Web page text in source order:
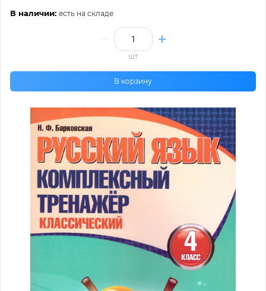
В наличии: есть на складе
шт
В корзину